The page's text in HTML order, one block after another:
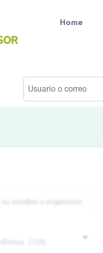
Home